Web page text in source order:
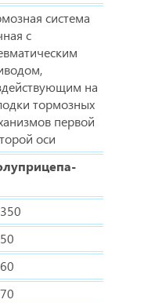
система
с
на
тормозных
первой
оси